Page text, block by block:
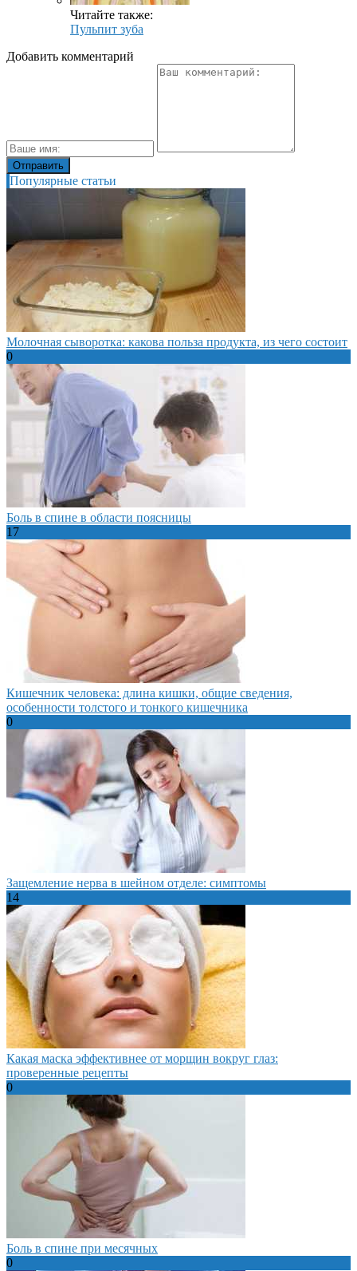
Читайте также:
Пульпит зуба
Добавить комментарий
Популярные статьи
Молочная сыворотка: какова польза продукта, из чего состоит
0
Боль в спине в области поясницы
17
Кишечник человека: длина кишки, общие сведения,
особенности толстого и тонкого кишечника
0
Защемление нерва в шейном отделе: симптомы
14
Какая маска эффективнее от морщин вокруг глаз:
проверенные рецепты
0
Боль в спине при месячных
0